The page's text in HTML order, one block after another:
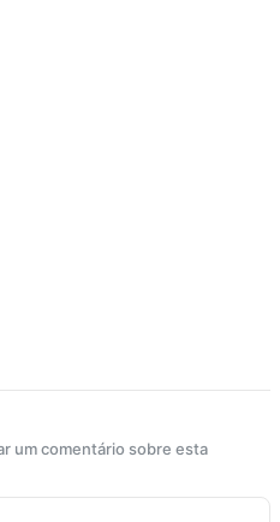
um comentário sobre esta